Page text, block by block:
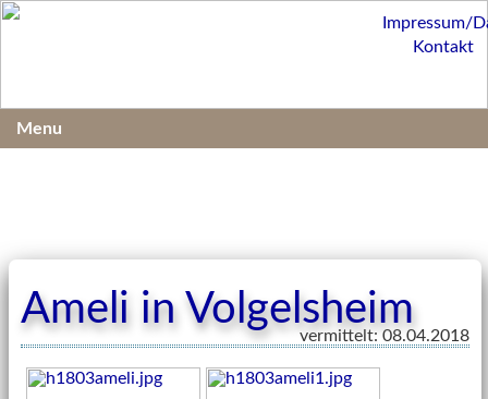
Ameli in Volgelsheim
vermittelt: 08.04.2018
Impressum/
Kontakt
Menu